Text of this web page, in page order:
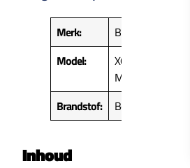
Merk:
BMW
Model:
X6
M50i
Brandstof:
Benzine
Inhoud